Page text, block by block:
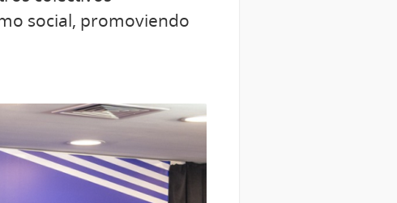
social, promoviendo